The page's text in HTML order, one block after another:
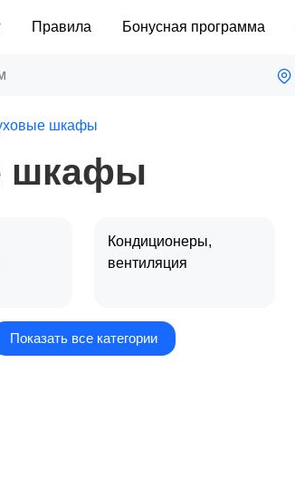
Правила Бонусная программа
шкафы
шкафы
Кондиционеры,
вентиляция
Кофемашины
Показать все категории